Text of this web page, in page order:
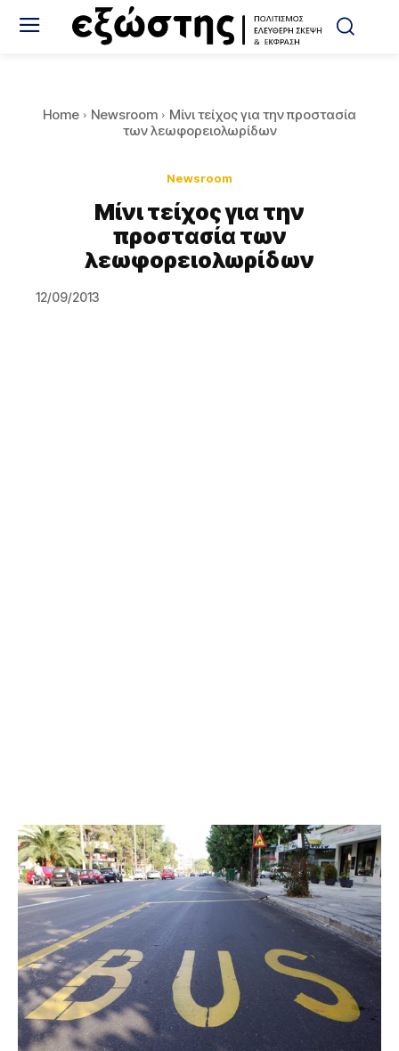
Home Newsroom
Μίνι τείχος για την προστασία
των λεωφορειολωρίδων
Newsroom
Μίνι τείχος για την
προστασία των
λεωφορειολωρίδων
12/09/2013